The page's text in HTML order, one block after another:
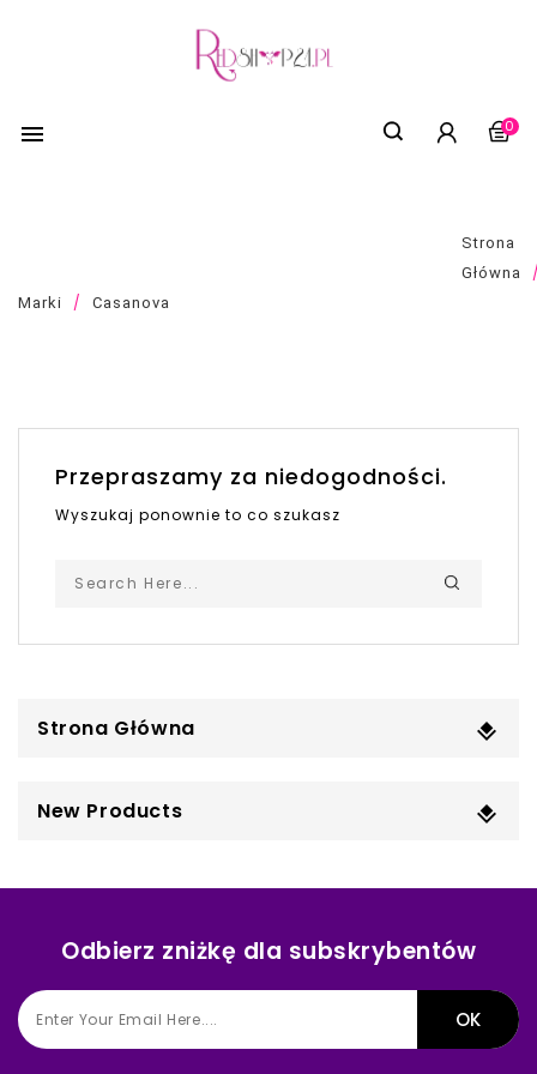
 0
Strona
Główna
Marki
Casanova
Przepraszamy za niedogodności.
Wyszukaj ponownie to co szukasz
Strona Główna
New Products
Odbierz zniżkę dla subskrybentów